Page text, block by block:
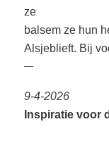
ze
balsem ze hun
Alsjeblieft. Bij
—
9-4-2026
Inspiratie voor